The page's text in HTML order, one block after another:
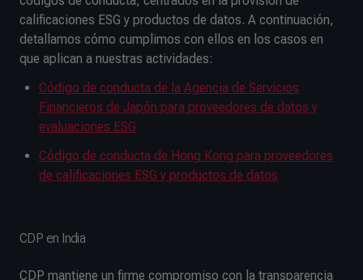
calificaciones ESG y productos de datos. A continuación,
detallamos cómo cumplimos con ellos en los casos en
que aplican a nuestras actividades:
Código de conducta de la Agencia de Servicios
Financieros de Japón para proveedores de datos y
evaluaciones ESG
Código de conducta de Hong Kong para proveedores
de calificaciones ESG y productos de datos
CDP en India
CDP mantiene un firme compromiso con la transparencia